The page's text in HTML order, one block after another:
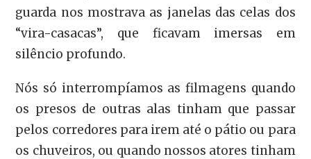
guarda nos mostrava as janelas das celas dos
“vira-casacas”, que ficavam imersas em
silêncio profundo.
Nós só interrompíamos as filmagens quando
os presos de outras alas tinham que passar
pelos corredores para irem até o pátio ou para
os chuveiros, ou quando nossos atores tinham